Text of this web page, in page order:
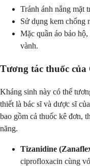
Tránh ánh nắng mặt
Sử dụng kem chống
Mặc quần áo bảo
vành.
Tương tác thuốc
Kháng sinh này có thể
thiết là bác sĩ và dược sĩ
bao gồm cả thuốc kê đơn,
năng.
Tizanidine
ciprofloxacin cùng